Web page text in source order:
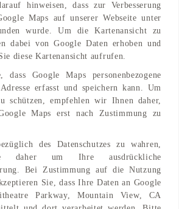
hinweisen, dass zur Verbesserung
Maps auf unserer Webseite unter
wurde. Um die Kartenansicht zu
dabei von Google Daten erhoben und
diese Kartenansicht aufrufen.
dass Google Maps personenbezogene
erfasst und speichern kann. Um
schützen, empfehlen wir Ihnen daher,
Maps erst nach Zustimmung zu
des Datenschutzes zu wahren,
um Ihre ausdrückliche
Bei Zustimmung auf die Nutzung
Sie, dass Ihre Daten an Google
Parkway, Mountain View, CA
DE